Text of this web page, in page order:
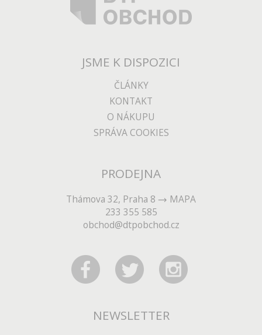
JSME K DISPOZICI
ČLÁNKY
KONTAKT
O NÁKUPU
SPRÁVA COOKIES
PRODEJNA
Thámova 32, Praha 8
MAPA
233 355 585
obchod@dtpobchod.cz
NEWSLETTER